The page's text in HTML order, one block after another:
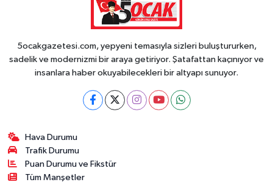
5ocakgazetesi.com, yepyeni temasıyla sizleri buluştururken,
sadelik ve modernizmi bir araya getiriyor. Şatafattan kaçınıyor ve
insanlara haber okuyabilecekleri bir altyapı sunuyor.
Hava Durumu
Trafik Durumu
Puan Durumu ve Fikstür
Tüm Manşetler